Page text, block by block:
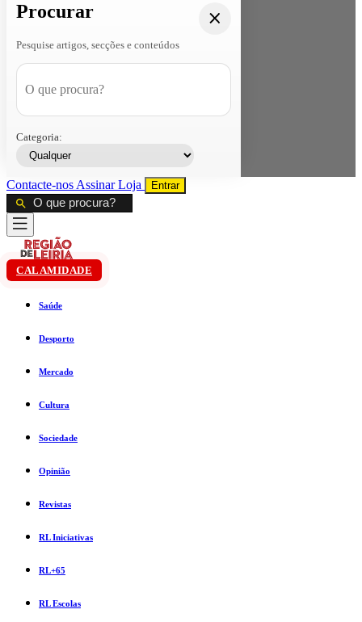
Procurar
Pesquise artigos, secções e conteúdos
Categoria:
Contacte-nos AssinarLoja Entrar
CALAMIDADE
Saúde
Desporto
Mercado
Cultura
Sociedade
Opinião
Revistas
RL Iniciativas
RL+65
RL Escolas